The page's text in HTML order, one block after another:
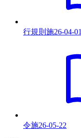
行規則 施26-04-01
令施26-05-22